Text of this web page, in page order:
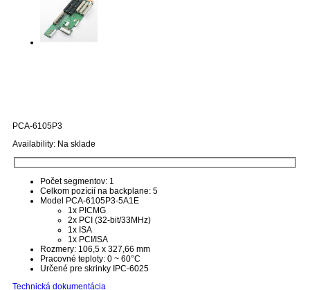
PCA-6105P3
Availability: Na sklade
Počet segmentov: 1
Celkom pozícií na backplane: 5
Model PCA-6105P3-5A1E
1x PICMG
2x PCI (32-bit/33MHz)
1x ISA
1x PCI/ISA
Rozmery: 106,5 x 327,66 mm
Pracovné teploty: 0 ~ 60°C
Určené pre skrinky IPC-6025
Technická dokumentácia